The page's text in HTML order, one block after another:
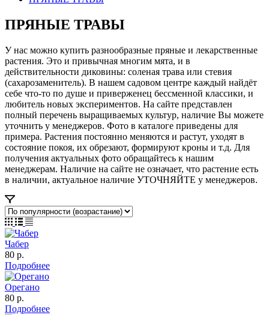
ПРЯНЫЕ ТРАВЫ
У нас можно купить разнообразные пряные и лекарственные
растения. Это и привычная многим мята, и в
действительности диковины: соленая трава или стевия
(сахарозаменитель). В нашем садовом центре каждый найдёт
себе что-то по душе и приверженец бессменной классики, и
любитель новых экспериментов. На сайте представлен
полный перечень выращиваемых культур, наличие Вы можете
уточнить у менеджеров. Фото в каталоге приведены для
примера. Растения постоянно меняются и растут, уходят в
состояние покоя, их обрезают, формируют кроны и т.д. Для
получения актуальных фото обращайтесь к нашим
менеджерам. Наличие на сайте не означает, что растение есть
в наличии, актуальное наличие УТОЧНЯЙТЕ у менеджеров.
Чабер
80 р.
Подробнее
Орегано
80 р.
Подробнее